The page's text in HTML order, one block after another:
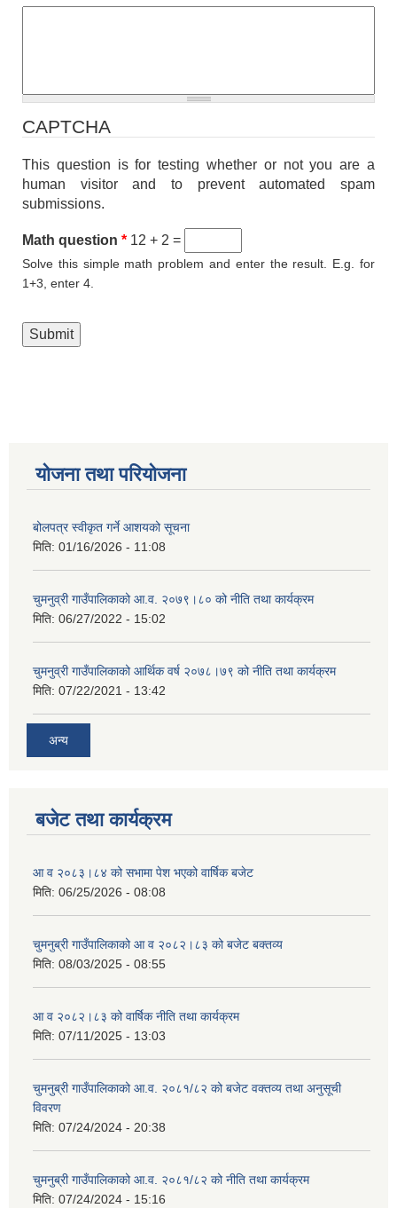
CAPTCHA
This question is for testing whether or not you are a
human visitor and to prevent automated spam
submissions.
Math question * 12 + 2 =
Solve this simple math problem and enter the result. E.g. for
1+3, enter 4.
योजना तथा परियोजना
बोलपत्र स्वीकृत गर्ने आशयको सूचना
मिति: 01/16/2026 - 11:08
चुमनुव्री गाउँपालिकाको आ.व. २०७९।८० को नीति तथा कार्यक्रम
मिति: 06/27/2022 - 15:02
चुमनुव्री गाउँपालिकाको आर्थिक वर्ष २०७८।७९ को नीति तथा कार्यक्रम
मिति: 07/22/2021 - 13:42
अन्य
बजेट तथा कार्यक्रम
आ व २०८३।८४ को सभामा पेश भएको वार्षिक बजेट
मिति: 06/25/2026 - 08:08
चुमनुब्री गाउँपालिकाको आ व २०८२।८३ को बजेट बक्तव्य
मिति: 08/03/2025 - 08:55
आ व २०८२।८३ को वार्षिक नीति तथा कार्यक्रम
मिति: 07/11/2025 - 13:03
चुमनुब्री गाउँपालिकाको आ.व. २०८१/८२ को बजेट वक्तव्य तथा अनुसूची
विवरण
मिति: 07/24/2024 - 20:38
चुमनुब्री गाउँपालिकाको आ.व. २०८१/८२ को नीति तथा कार्यक्रम
मिति: 07/24/2024 - 15:16